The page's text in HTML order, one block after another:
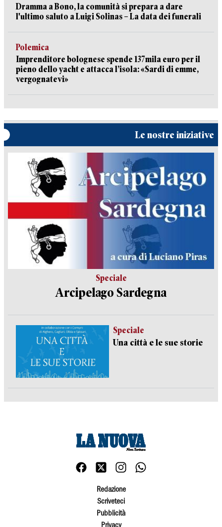
Dramma a Bono, la comunità si prepara a dare
l'ultimo saluto a Luigi Solinas – La data dei funerali
Polemica
Imprenditore bolognese spende 137mila euro per il
pieno dello yacht e attacca l’isola: «Sardi di emme,
vergognatevi»
Le nostre iniziative
Speciale
Arcipelago Sardegna
Speciale
Una città e le sue storie
Redazione
Scriveteci
Pubblicità
Privacy